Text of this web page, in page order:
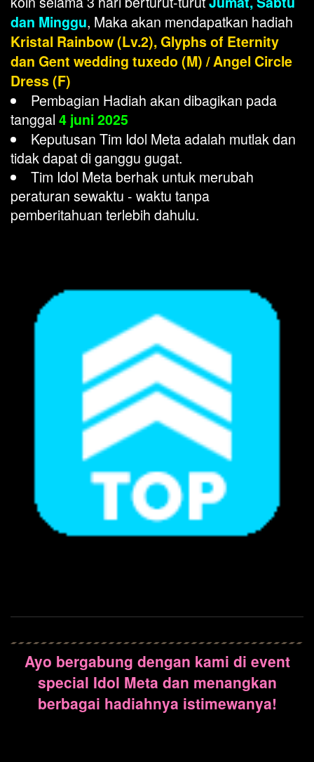
dan Minggu, Maka akan mendapatkan hadiah
Kristal Rainbow (Lv.2), Glyphs of Eternity
dan Gent wedding tuxedo (M) / Angel Circle
Dress (F)
Pembagian Hadiah akan dibagikan pada
tanggal 4 juni 2025
Keputusan Tim Idol Meta adalah mutlak dan
tidak dapat di ganggu gugat.
Tim Idol Meta berhak untuk merubah
peraturan sewaktu - waktu tanpa
pemberitahuan terlebih dahulu.
Ayo bergabung dengan kami di event
special Idol Meta dan menangkan
berbagai hadiahnya istimewanya!